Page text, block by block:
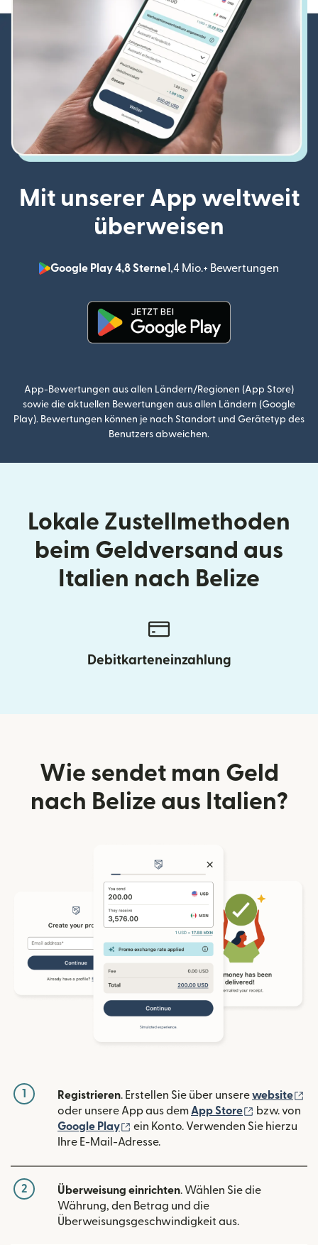
Mit unserer App weltweit
überweisen
Google Play 4,8 Sterne1,4 Mio.+ Bewertungen
App-Bewertungen aus allen Ländern/Regionen (App Store)
sowie die aktuellen Bewertungen aus allen Ländern (Google
Play). Bewertungen können je nach Standort und Gerätetyp des
Benutzers abweichen.
Lokale Zustellmethoden
beim Geldversand aus
Italien nach Belize
Debitkarteneinzahlung
Wie sendet man Geld
nach Belize aus Italien?
1 Registrieren. Erstellen Sie über unserewebsite
oder unsere App aus dem App Store (wird in
bzw. von
Google Play
(wird in einem neuen Fenster
ein Konto. Verwenden Sie hierzu
Ihre E-Mail-Adresse.
2 Überweisung einrichten. Wählen Sie die
Währung, den Betrag und die
Überweisungsgeschwindigkeit aus.